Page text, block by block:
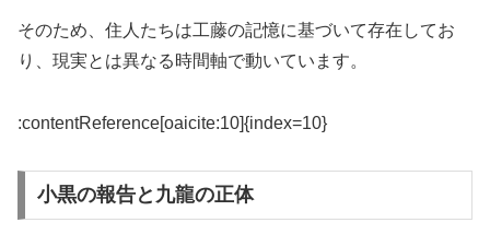
そのため、住人たちは工藤の記憶に基づいて存在してお
り、現実とは異なる時間軸で動いています。
:contentReference[oaicite:10]{index=10}
小黒の報告と九龍の正体